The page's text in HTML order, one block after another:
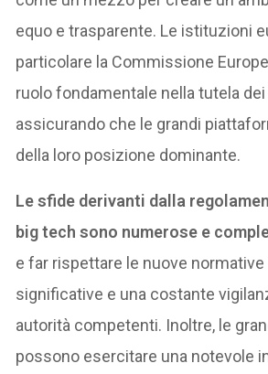
equo e trasparente. Le istituzioni
particolare la Commissione
ruolo fondamentale nella tutela
assicurando che le grandi
della loro posizione dominante.
Le sfide derivanti dalla
big tech sono numerose e
e far rispettare le nuove
significative e una costante
autorità competenti. Inoltre, le
possono esercitare una notevole